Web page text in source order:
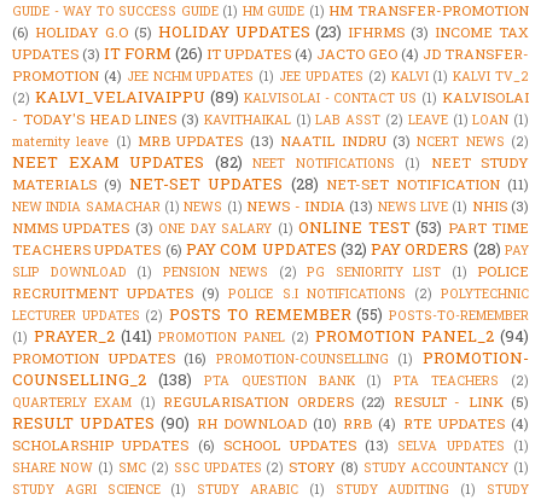
GUIDE - WAY TO SUCCESS GUIDE (1) HM GUIDE (1) HM TRANSFER-PROMOTION
(6) HOLIDAY G.O (5) HOLIDAY UPDATES (23) IFHRMS (3) INCOME TAX
UPDATES (3) IT FORM (26) IT UPDATES (4) JACTO GEO (4) JD TRANSFER-
PROMOTION (4) JEE NCHM UPDATES (1) JEE UPDATES (2) KALVI (1) KALVI TV_2
(2) KALVI_VELAIVAIPPU (89) KALVISOLAI - CONTACT US (1) KALVISOLAI
- TODAY'S HEAD LINES (3) KAVITHAIKAL (1) LAB ASST (2) LEAVE (1) LOAN (1)
maternity leave (1) MRB UPDATES (13) NAATIL INDRU (3) NCERT NEWS (2)
NEET EXAM UPDATES (82) NEET NOTIFICATIONS (1)
NEET STUDY
MATERIALS (9) NET-SET UPDATES (28) NET-SET NOTIFICATION (11)
NEW INDIA SAMACHAR (1) NEWS (1) NEWS - INDIA (13) NEWS LIVE (1) NHIS (3)
NMMS UPDATES (3) ONE DAY SALARY (1) ONLINE TEST (53) PART TIME
TEACHERS UPDATES (6) PAY COM UPDATES (32) PAY ORDERS (28) PAY
SLIP DOWNLOAD
(1) PENSION NEWS (2) PG SENIORITY LIST (1)
POLICE
RECRUITMENT UPDATES (9) POLICE S.I NOTIFICATIONS (2) POLYTECHNIC
LECTURER UPDATES (2) POSTS TO REMEMBER (55) POSTS-TO-REMEMBER
(1) PRAYER_2 (141) PROMOTION PANEL (2) PROMOTION PANEL_2 (94)
PROMOTION UPDATES (16) PROMOTION-COUNSELLING (1)
PROMOTION-
COUNSELLING_2 (138) PTA QUESTION BANK (1) PTA TEACHERS
(2)
QUARTERLY EXAM (1) REGULARISATION ORDERS (22) RESULT - LINK (5)
RESULT UPDATES (90) RH DOWNLOAD (10) RRB (4) RTE UPDATES (4)
SCHOLARSHIP UPDATES (6) SCHOOL UPDATES (13) SELVA UPDATES
(1)
SHARE NOW (1) SMC (2) SSC UPDATES (2) STORY (8) STUDY ACCOUNTANCY (1)
STUDY AGRI SCIENCE
(1) STUDY ARABIC (1) STUDY AUDITING (1)
STUDY